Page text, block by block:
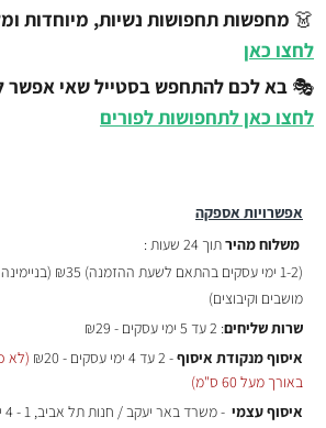
אפשרויות אספקה
משלוח מהירתוך 24 שעות :
(1-2 ימי עסקים בהתאם לשעת ההזמנה)
₪35
מושבים וקיבוצים)
שרות שליחים: 2 עד 5 ימי עסקים - ₪29
איסוף מנקודת איסוף- 2 עד 4 ימי עסקים - ₪20
(לא
באורך מעל 60 ס"מ)
איסוף עצמי - משרד באר יעקב / חנות תל אביב, 1 - 4 ימי עסקים - חינם
👗 מחפשות תחפושות נשיות, מיוחדות
לחצו כאן
🎭 בא לכם להתחפש בסטייל שאי אפשר
לחצו כאן לתחפושות לפורים